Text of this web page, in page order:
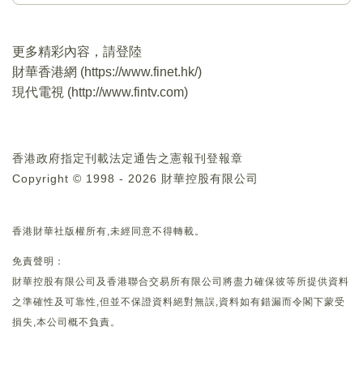
更多精彩內容，請登陸
財華香港網 (https://www.finet.hk/)
現代電視 (http://www.fintv.com)
香港政府指定刊載法定通告之憲報刊登報章
Copyright © 1998 - 2026 財華控股有限公司
香港財華社版權所有,未經同意不得轉載。
免責聲明：
財華控股有限公司及香港聯合交易所有限公司將盡力確保彼等所提供資料
之準確性及可靠性,但並不保證資料絕對無誤,資料如有錯漏而令閣下蒙受
損失,本公司概不負責。